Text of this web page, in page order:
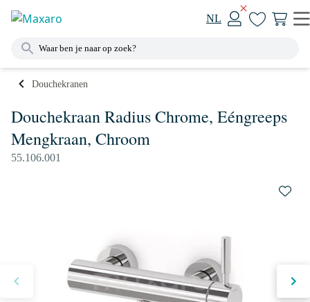
NL
Douchekranen
Douchekraan Radius Chrome, Eéngreeps
Mengkraan, Chroom
55.106.001